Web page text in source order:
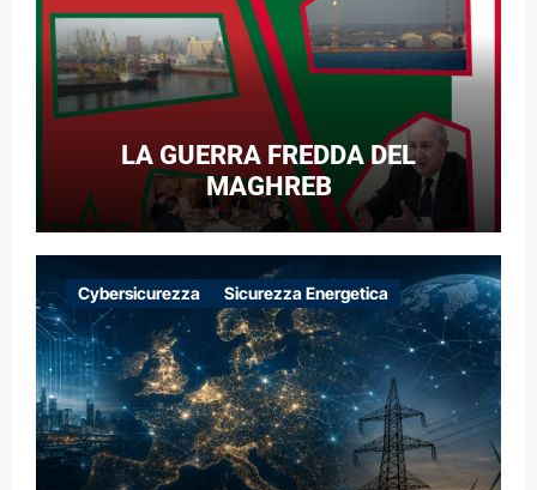
LA GUERRA FREDDA DEL
MAGHREB
Cybersicurezza Sicurezza Energetica